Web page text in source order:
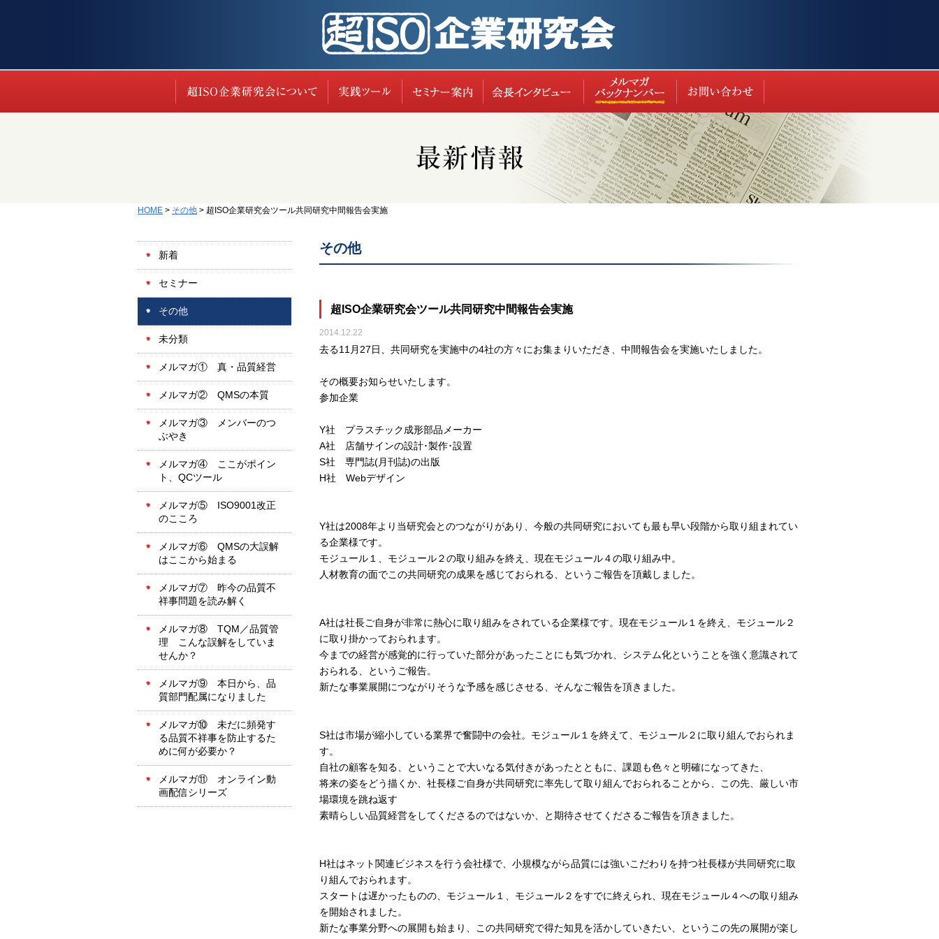
超ISO企業研究会について レポート（過去の実績等）
HOME > その他 > 超ISO企業研究会ツール共同研究中間報告会実施
新着
セミナー
その他
未分類
メルマガ① 真・品質経営
メルマガ② QMSの本質
メルマガ③ メンバーのつ
ぶやき
メルマガ④ ここがポイン
ト、QCツール
メルマガ⑤ ISO9001改正
のこころ
メルマガ⑥ QMSの大誤解
はここから始まる
メルマガ⑦ 昨今の品質不
祥事問題を読み解く
メルマガ⑧ TQM／品質管
理 こんな誤解をしていま
せんか？
メルマガ⑨ 本日から、品
質部門配属になりました
メルマガ⑩ 未だに頻発す
る品質不祥事を防止するた
めに何が必要か？
メルマガ⑪ オンライン動
画配信シリーズ
その他
超ISO企業研究会ツール共同研究中間報告会実施
2014.12.22
去る11月27日、共同研究を実施中の4社の方々にお集まりいただき、中間報告会を実施いたしました。
その概要お知らせいたします。
参加企業
Y社 プラスチック成形部品メーカー
A社 店舗サインの設計･製作･設置
S社 専門誌(月刊誌)の出版
H社 Webデザイン
Y社は2008年より当研究会とのつながりがあり、今般の共同研究においても最も早い段階から取り組まれてい
る企業様です。
モジュール１、モジュール２の取り組みを終え、現在モジュール４の取り組み中。
人材教育の面でこの共同研究の成果を感じておられる、というご報告を頂戴しました。
A社は社長ご自身が非常に熱心に取り組みをされている企業様です。現在モジュール１を終え、モジュール２
に取り掛かっておられます。
今までの経営が感覚的に行っていた部分があったことにも気づかれ、システム化ということを強く意識されて
おられる、というご報告。
新たな事業展開につながりそうな予感を感じさせる、そんなご報告を頂きました。
S社は市場が縮小している業界で奮闘中の会社。モジュール１を終えて、モジュール２に取り組んでおられま
す。
自社の顧客を知る、ということで大いなる気付きがあったとともに、課題も色々と明確になってきた、
将来の姿をどう描くか、社長様ご自身が共同研究に率先して取り組んでおられることから、この先、厳しい市
場環境を跳ね返す
素晴らしい品質経営をしてくださるのではないか、と期待させてくださるご報告を頂きました。
H社はネット関連ビジネスを行う会社様で、小規模ながら品質には強いこだわりを持つ社長様が共同研究に取
り組んでおられます。
スタートは遅かったものの、モジュール１、モジュール２をすでに終えられ、現在モジュール４への取り組み
を開始されました。
新たな事業分野への展開も始まり、この共同研究で得た知見を活かしていきたい、というこの先の展開が楽し